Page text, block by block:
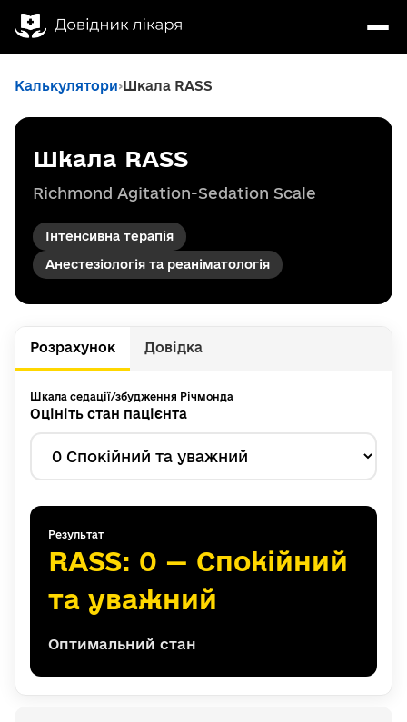
Калькулятори Шкала RASS
Шкала RASS
Richmond Agitation-Sedation Scale
Інтенсивна терапія
Анестезіологія та реаніматологія
Розрахунок Довідка
Шкала седації/збудження Річмонда
Оцініть стан пацієнта
Результат
RASS: 0 — Спокійний
та уважний
Оптимальний стан